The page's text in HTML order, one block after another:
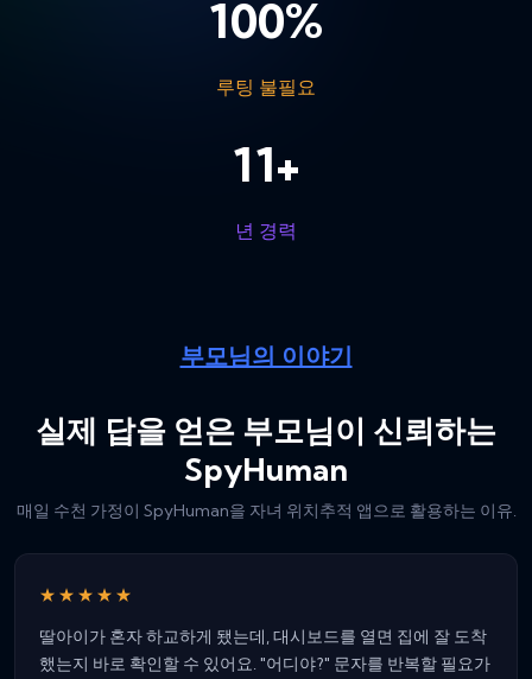
100%
루팅 불필요
11+
년 경력
부모님의 이야기
실제 답을 얻은 부모님이 신뢰하는
SpyHuman
매일 수천 가정이 SpyHuman을 자녀 위치추적 앱으로 활용하는 이유.
★★★★★
딸아이가 혼자 하교하게 됐는데, 대시보드를 열면 집에 잘 도착
했는지 바로 확인할 수 있어요. "어디야?" 문자를 반복할 필요가